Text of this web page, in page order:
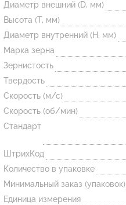
Огнеупорные
изделия
Скачать каталог
Тигель
Муфель
Трубка
Стержень
Пробка
Диаметр внешний (D, мм)
Высота (T, мм)
Диаметр внутренний (H, мм)
Марка зерна
Зернистость
Твердость
Скорость (м/с)
Скорость (об/мин)
Стандарт
ШтрихКод
Количество в упаковке
Минимальный заказ (упаковок)
Единица измерения